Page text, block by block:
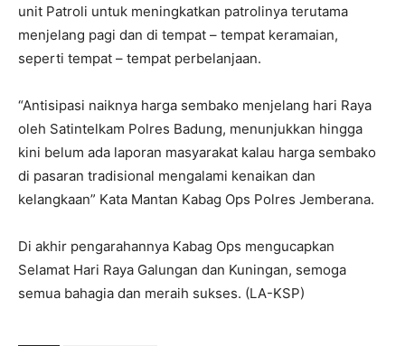
unit Patroli untuk meningkatkan patrolinya terutama
menjelang pagi dan di tempat – tempat keramaian,
seperti tempat – tempat perbelanjaan.
“Antisipasi naiknya harga sembako menjelang hari Raya
oleh Satintelkam Polres Badung, menunjukkan hingga
kini belum ada laporan masyarakat kalau harga sembako
di pasaran tradisional mengalami kenaikan dan
kelangkaan” Kata Mantan Kabag Ops Polres Jemberana.
Di akhir pengarahannya Kabag Ops mengucapkan
Selamat Hari Raya Galungan dan Kuningan, semoga
semua bahagia dan meraih sukses. (LA-KSP)